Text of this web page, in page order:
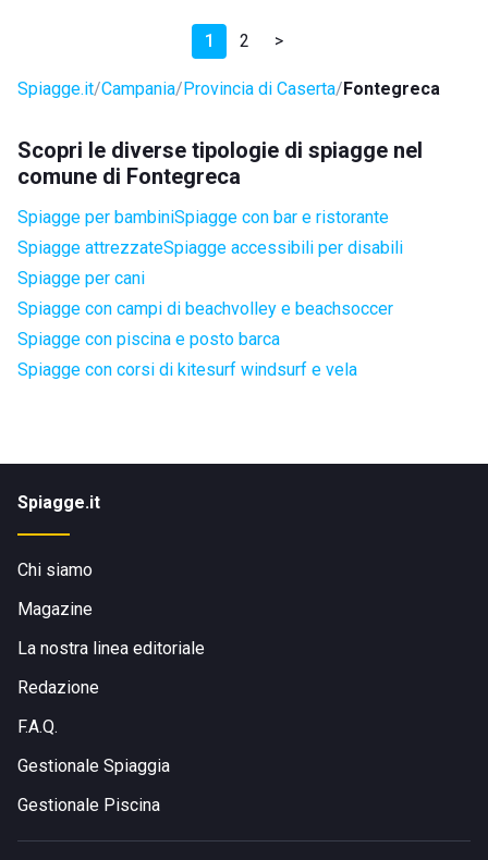
1 2 >
Spiagge.it Campania Provincia di Caserta Fontegreca
Scopri le diverse tipologie di spiagge nel
comune di Fontegreca
Spiagge per bambiniSpiagge con bar e ristorante
Spiagge attrezzateSpiagge accessibili per disabili
Spiagge per cani
Spiagge con campi di beachvolley e beachsoccer
Spiagge con piscina e posto barca
Spiagge con corsi di kitesurf windsurf e vela
Spiagge.it
Chi siamo
Magazine
La nostra linea editoriale
Redazione
F.A.Q.
Gestionale Spiaggia
Gestionale Piscina